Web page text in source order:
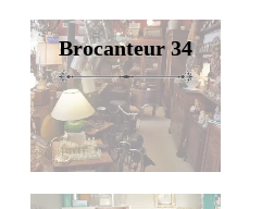
Brocanteur 34